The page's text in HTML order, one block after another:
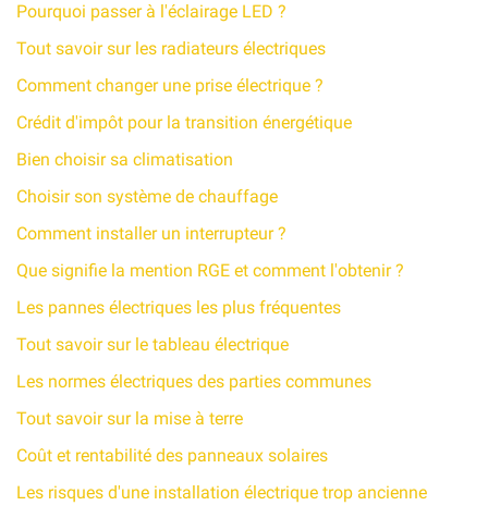
Pourquoi passer à l'éclairage LED ?
Tout savoir sur les radiateurs électriques
Comment changer une prise électrique ?
Crédit d'impôt pour la transition énergétique
Bien choisir sa climatisation
Choisir son système de chauffage
Comment installer un interrupteur ?
Que signifie la mention RGE et comment l'obtenir ?
Les pannes électriques les plus fréquentes
Tout savoir sur le tableau électrique
Les normes électriques des parties communes
Tout savoir sur la mise à terre
Coût et rentabilité des panneaux solaires
Les risques d'une installation électrique trop ancienne